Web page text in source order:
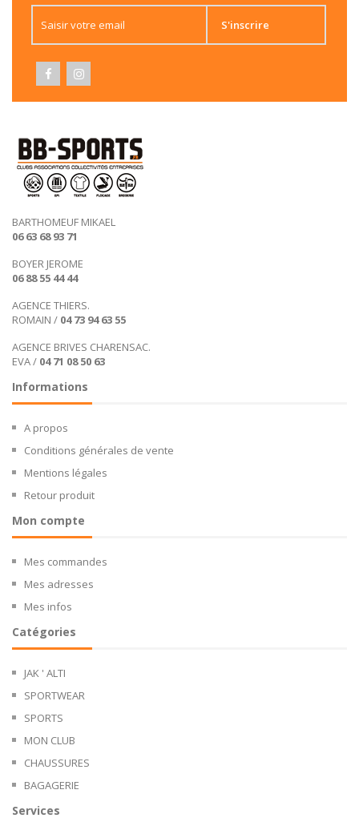
S'inscrire
BARTHOMEUF MIKAEL
06 63 68 93 71
BOYER JEROME
06 88 55 44 44
AGENCE THIERS.
ROMAIN / 04 73 94 63 55
AGENCE BRIVES CHARENSAC.
EVA / 04 71 08 50 63
Informations
A propos
Conditions générales de vente
Mentions légales
Retour produit
Mon compte
Mes commandes
Mes adresses
Mes infos
Catégories
JAK ' ALTI
SPORTWEAR
SPORTS
MON CLUB
CHAUSSURES
BAGAGERIE
Services